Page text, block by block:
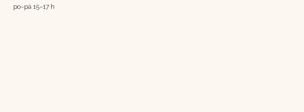
po–⁠⁠⁠⁠⁠⁠pá 15–17 h